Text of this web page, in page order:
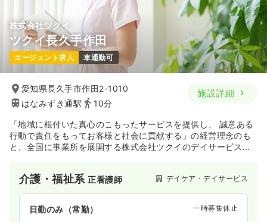
株式会社ツクイ
ツクイ長久手作田
エージェント求人 車通勤可
愛知県長久手市作田2-1010
はなみずき通駅
10分
施設詳細
「地域に根付いた真心のこもったサービスを提供し、 誠意ある
行動で責任をもってお客様と社会に貢献する」の経営理念のも
と、全国に事業所を展開する株式会社ツクイのデイサービスで
介護・福祉系正看護師 デイケア・デイサービス
日勤のみ（常勤） 一時募集休止